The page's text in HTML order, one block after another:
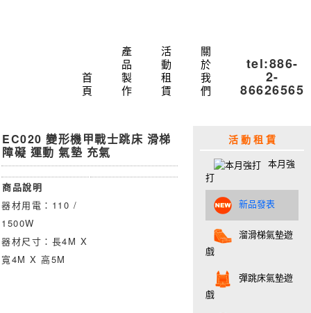
首
頁
產
品
製
作
活
動
租
賃
關
於
我
們
tel:886-
2-
86626565
EC020 變形機甲戰士跳床 滑梯
障礙 運動 氣墊 充氣
商品說明
器材用電：110 /
1500W
器材尺寸：長4M X
寬4M X 高5M
活 動 租 賃
本月強
打
新品發表
溜滑梯氣墊遊
戲
彈跳床氣墊遊
戲